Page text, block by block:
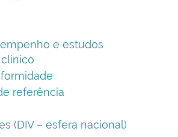
e estudos
referência
(DIV – esfera nacional)